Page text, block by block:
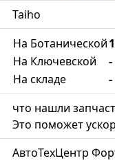
Taiho
На Ботанической
На Ключевской
-
На складе
-
что нашли
Это поможет
АвтоТехЦентр